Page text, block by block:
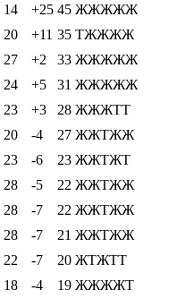
14 +25 45 ЖЖЖЖЖ
20 +11 35 ТЖЖЖЖ
27 +2 33 ЖЖЖЖЖ
24 +5 31 ЖЖЖЖЖ
23 +3 28 ЖЖЖТТ
20 -4 27 ЖЖТЖЖ
23 -6 23 ЖЖТЖТ
28 -5 22 ЖЖТЖЖ
28 -7 22 ЖЖТЖЖ
28 -7 21 ЖЖТЖЖ
22 -7 20 ЖТЖТТ
18 -4 19 ЖЖЖЖТ